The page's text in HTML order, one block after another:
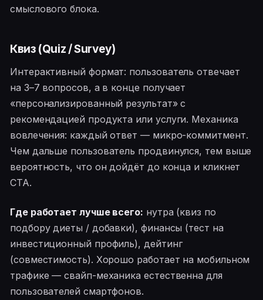
смыслового блока.
Квиз (Quiz / Survey)
Интерактивный формат: пользователь отвечает
на 3–7 вопросов, а в конце получает
«персонализированный результат» с
рекомендацией продукта или услуги. Механика
вовлечения: каждый ответ — микро-коммитмент.
Чем дальше пользователь продвинулся, тем выше
вероятность, что он дойдёт до конца и кликнет
CTA.
Где работает лучше всего: нутра (квиз по
подбору диеты / добавки), финансы (тест на
инвестиционный профиль), дейтинг
(совместимость). Хорошо работает на мобильном
трафике — свайп-механика естественна для
пользователей смартфонов.